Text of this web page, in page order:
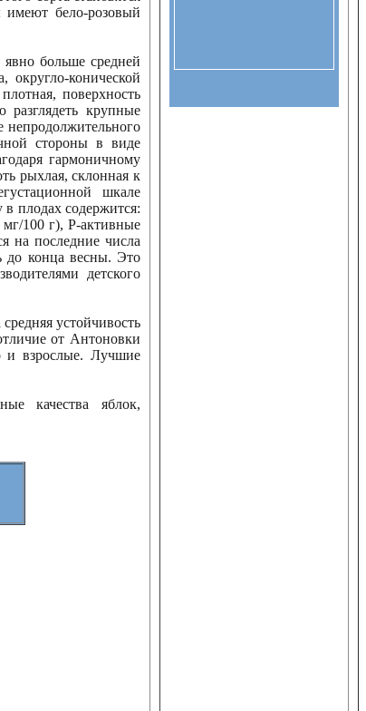
имеют бело-розовый
больше средней
конической
поверхность
крупные
непродолжительного
стороны в виде
гармоничному
рыхлая, склонная к
шкале
плодах содержится:
мг/100 г), P-активные
на последние числа
до конца весны. Это
детского
устойчивость
от Антоновки
и взрослые. Лучшие
качества яблок,